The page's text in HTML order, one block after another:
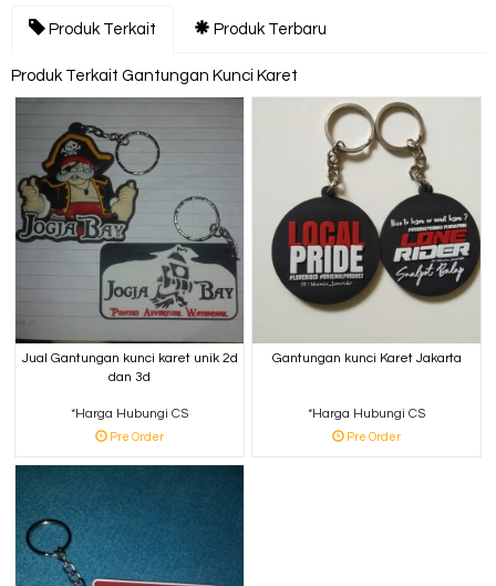
Produk Terkait Produk Terbaru
Produk Terkait Gantungan Kunci Karet
Jual Gantungan kunci karet unik 2d
dan 3d
*Harga Hubungi CS
Pre Order
Gantungan kunci Karet Jakarta
*Harga Hubungi CS
Pre Order